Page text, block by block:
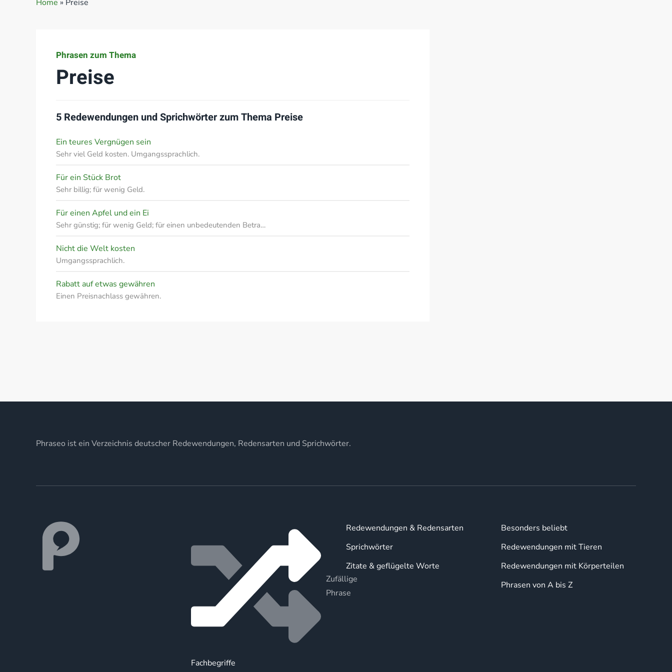
Home » Preise
Phrasen zum Thema
Preise
5 Redewendungen und Sprichwörter zum Thema Preise
Ein teures Vergnügen sein
Sehr viel Geld kosten. Umgangssprachlich.
Für ein Stück Brot
Sehr billig; für wenig Geld.
Für einen Apfel und ein Ei
Sehr günstig; für wenig Geld; für einen unbedeutenden Betra…
Nicht die Welt kosten
Umgangssprachlich.
Rabatt auf etwas gewähren
Einen Preisnachlass gewähren.
Phraseo ist ein Verzeichnis deutscher Redewendungen, Redensarten und Sprichwörter.
Zufällige
Phrase
Fachbegriffe
Redewendungen & Redensarten
Sprichwörter
Zitate & geflügelte Worte
Besonders beliebt
Redewendungen mit Tieren
Redewendungen mit Körperteilen
Phrasen von A bis Z